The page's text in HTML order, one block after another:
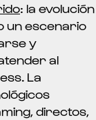
: la evolución
un escenario
y
al
La
directos,